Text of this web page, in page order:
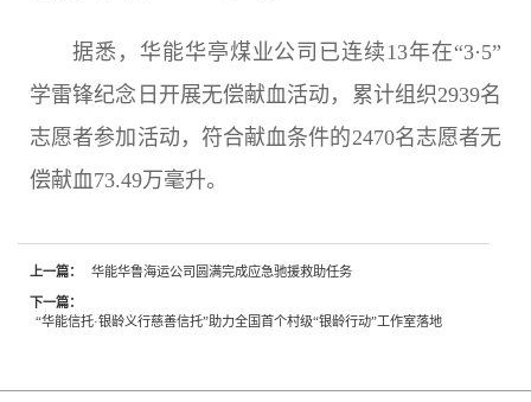
据悉，华能华亭煤业公司已连续13年在“3·5”
学雷锋纪念日开展无偿献血活动，累计组织2939名
志愿者参加活动，符合献血条件的2470名志愿者无
偿献血73.49万毫升。
上一篇： 华能华鲁海运公司圆满完成应急驰援救助任务
下一篇：
“华能信托·银龄义行慈善信托”助力全国首个村级“银龄行动”工作室落地